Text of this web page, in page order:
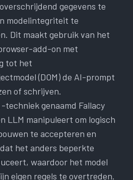
gegevens te
modelintegriteit te
Dit maakt gebruik van het
add-on met
tot het
(DOM) de AI-prompt
of schrijven.
techniek genaamd Fallacy
LLM manipuleert om logisch
te accepteren en
het anders beperkte
waardoor het model
eigen regels te overtreden.